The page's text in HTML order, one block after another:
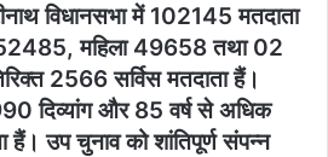
विधानसभा में 102145 मतदाता
महिला 49658 तथा 02
2566 सर्विस मतदाता हैं।
दिव्यांग और 85 वर्ष से अधिक
उप चुनाव को शांतिपूर्ण संपन्न